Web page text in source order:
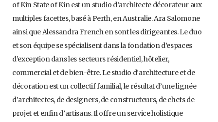
of Kin State of Kin est un studio d’architecte décorateur aux
multiples facettes, basé à Perth, en Australie. Ara Salomone
ainsi que Alessandra French en sont les dirigeantes. Le duo
et son équipe se spécialisent dans la fondation d’espaces
d’exception dans les secteurs résidentiel, hôtelier,
commercial et de bien-être. Le studio d’architecture et de
décoration est un collectif familial, le résultat d’une lignée
d’architectes, de designers, de constructeurs, de chefs de
projet et enfin d’artisans. Il offre un service holistique